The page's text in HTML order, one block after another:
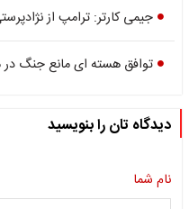
جیمی کارتر: ترامپ از
توافق هسته ای مانع جنگ
دیدگاه تان را بنویسید
نام شما